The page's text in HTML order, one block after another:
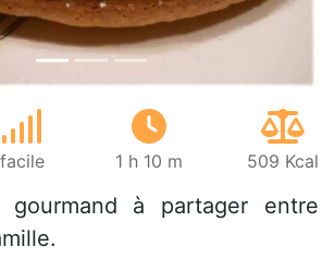
facile 1 h 10 m 509 Kcal
gourmand à partager entre